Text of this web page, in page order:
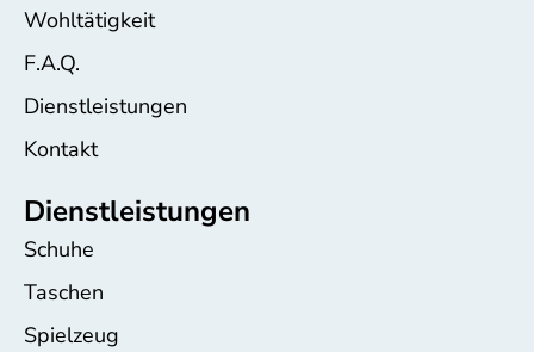
Wohltätigkeit
F.A.Q.
Dienstleistungen
Kontakt
Dienstleistungen
Schuhe
Taschen
Spielzeug